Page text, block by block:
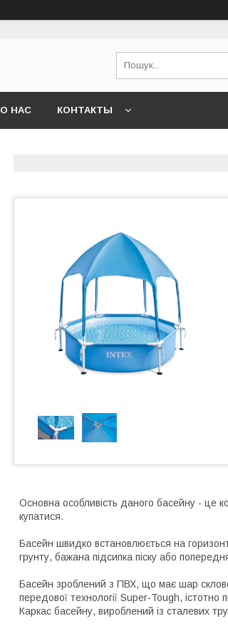
О НАС КОНТАКТЫ
Основна особливість даного басейну - це
купатися.
Басейн швидко встановлюється на
грунту, бажана підсипка піску або
Басейн зроблений з ПВХ, що має шар
передової технології Super-Tough, істотно
Каркас басейну, вироблений із сталевих